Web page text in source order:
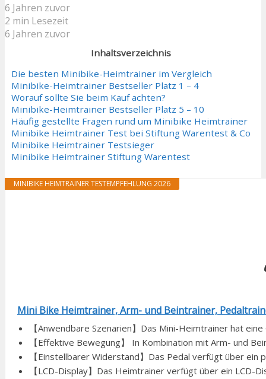
6 Jahren zuvor
2 min Lesezeit
6 Jahren zuvor
Inhaltsverzeichnis
Die besten Minibike-Heimtrainer im Vergleich
Minibike-Heimtrainer Bestseller Platz 1 – 4
Worauf sollte Sie beim Kauf achten?
Minibike-Heimtrainer Bestseller Platz 5 – 10
Häufig gestellte Fragen rund um Minibike Heimtrainer
Minibike Heimtrainer Test bei Stiftung Warentest & Co
Minibike Heimtrainer Testsieger
Minibike Heimtrainer Stiftung Warentest
MINIBIKE HEIMTRAINER TESTEMPFEHLUNG 2026
Mini Bike Heimtrainer, Arm- und Beintrainer,
【Anwendbare Szenarien】Das Mini-Heimtrainer hat
【Effektive Bewegung】 In Kombination mit Arm- und
【Einstellbarer Widerstand】Das Pedal verfügt über ein
【LCD-Display】Das Heimtrainer verfügt über ein LCD-